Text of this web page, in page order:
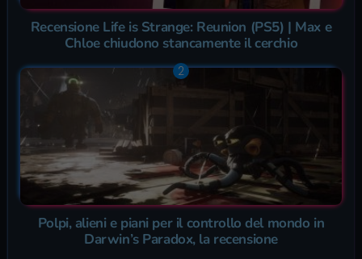
Recensione Life is Strange: Reunion (PS5) | Max e
Chloe chiudono stancamente il cerchio
Polpi, alieni e piani per il controllo del mondo in
Darwin’s Paradox, la recensione